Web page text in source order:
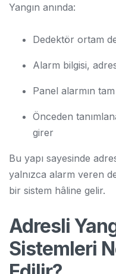
Yangın anında:
Dedektör ortam
Alarm bilgisi,
Panel alarmın
Önceden
girer
Bu yapı sayesinde
yalnızca alarm veren
bir sistem hâline gelir.
Adresli
Sistemleri